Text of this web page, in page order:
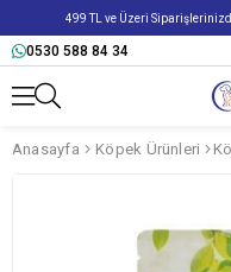
499 TL ve Üzeri
0530 588 84 34
Anasayfa Köpek Ürünleri